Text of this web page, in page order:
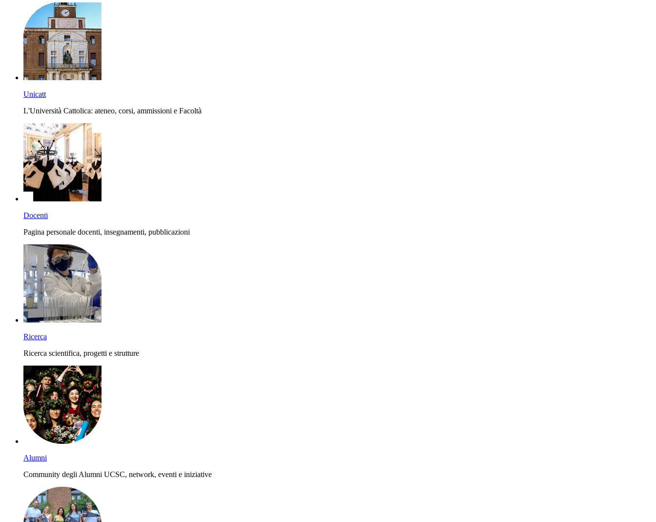
Unicatt
L'Università Cattolica: ateneo, corsi, ammissioni e Facoltà
Docenti
Pagina personale docenti, insegnamenti, pubblicazioni
Ricerca
Ricerca scientifica, progetti e strutture
Alumni
Community degli Alumni UCSC, network, eventi e iniziative